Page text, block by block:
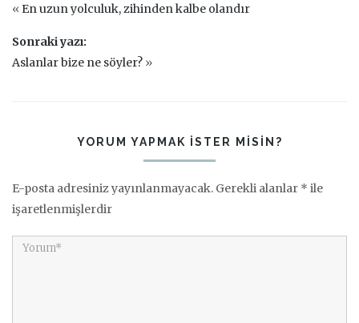
« En uzun yolculuk, zihinden kalbe olandır
Sonraki yazı:
Aslanlar bize ne söyler? »
YORUM YAPMAK ISTER MISIN?
E-posta adresiniz yayınlanmayacak. Gerekli alanlar * ile
işaretlenmişlerdir